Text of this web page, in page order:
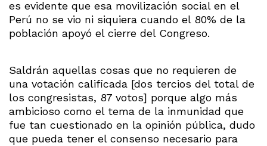
es evidente que esa movilización social en el
Perú no se vio ni siquiera cuando el 80% de la
población apoyó el cierre del Congreso.
Saldrán aquellas cosas que no requieren de
una votación calificada [dos tercios del total de
los congresistas, 87 votos] porque algo más
ambicioso como el tema de la inmunidad que
fue tan cuestionado en la opinión pública, dudo
que pueda tener el consenso necesario para